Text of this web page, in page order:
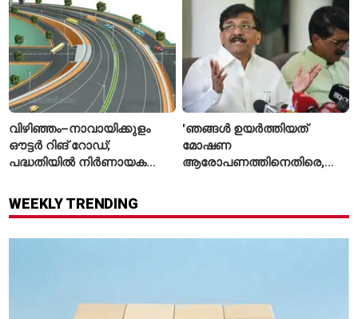
ഫൈനലിൽ
വിഴിഞ്ഞം–നാവായിക്കുളം
ഔട്ടർ റിങ് റോഡ്;
പദ്ധതിയിൽ നിർണായക
വിശദീകരണം
'ഞങ്ങൾ ഉയർത്തിയത്
മോഷണ
ആരോപണത്തിനെതിരെ,
സഞ്ജയ് റാവത്ത്
WEEKLY TRENDING